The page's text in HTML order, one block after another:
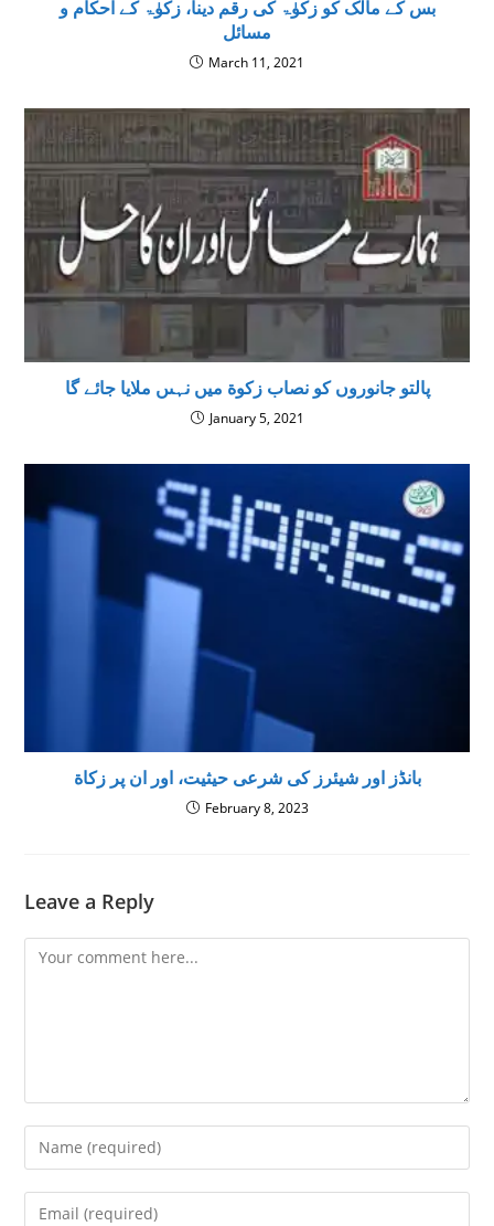
بس کے مالک کو زکوٰۃ کی رقم دینا، زکوٰۃ کے احکام و
مسائل
March 11, 2021
پالتو جانوروں کو نصاب زکوة میں نہىں ملایا جائے گا
January 5, 2021
بانڈز اور شیئرز كى شرعى حيثيت، اور ان پر زكاة
February 8, 2023
Leave a Reply
Comment
Enter
your
name
Enter